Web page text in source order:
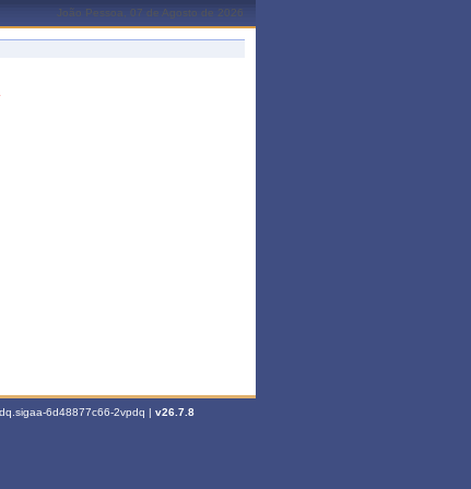
João Pessoa, 07 de Agosto de 2026
6d48877c66-2vpdq | v26.7.8